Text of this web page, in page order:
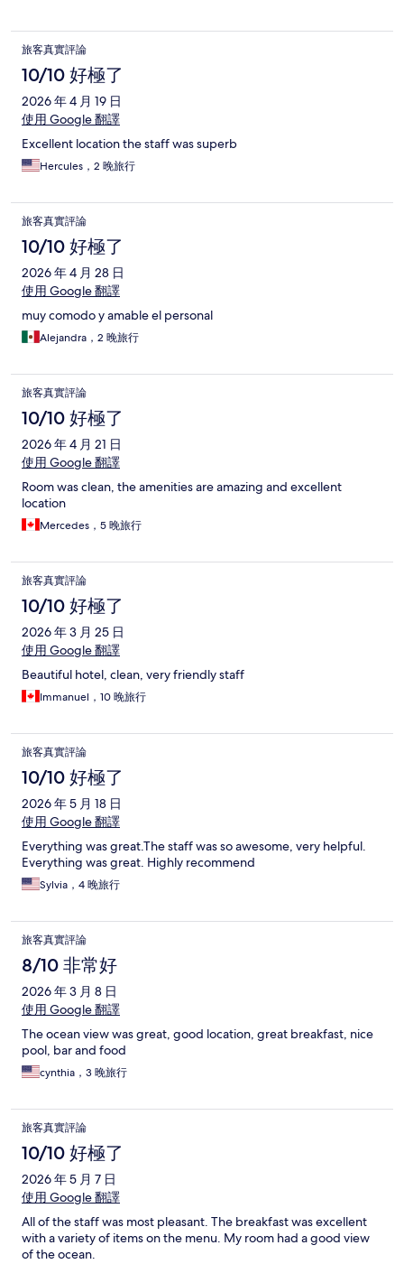
旅客真實評論
10/10 好極了
2026 年 4 月 19 日
使用 Google 翻譯
Excellent location the staff was superb
Hercules，2 晚旅行
旅客真實評論
10/10 好極了
2026 年 4 月 28 日
使用 Google 翻譯
muy comodo y amable el personal
Alejandra，2 晚旅行
旅客真實評論
10/10 好極了
2026 年 4 月 21 日
使用 Google 翻譯
Room was clean, the amenities are amazing and excellent
location
Mercedes，5 晚旅行
旅客真實評論
10/10 好極了
2026 年 3 月 25 日
使用 Google 翻譯
Beautiful hotel, clean, very friendly staff
Immanuel，10 晚旅行
旅客真實評論
10/10 好極了
2026 年 5 月 18 日
使用 Google 翻譯
Everything was great.The staff was so awesome, very helpful.
Everything was great. Highly recommend
Sylvia，4 晚旅行
旅客真實評論
8/10 非常好
2026 年 3 月 8 日
使用 Google 翻譯
The ocean view was great, good location, great breakfast, nice
pool, bar and food
cynthia，3 晚旅行
旅客真實評論
10/10 好極了
2026 年 5 月 7 日
使用 Google 翻譯
All of the staff was most pleasant. The breakfast was excellent
with a variety of items on the menu. My room had a good view
of the ocean.